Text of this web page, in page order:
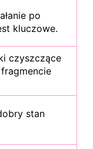
po
kluczowe.
czyszczące
stan